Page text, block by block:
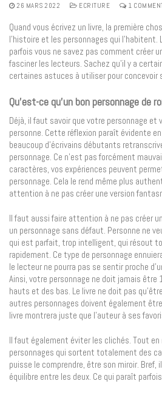
26 MARS 2022 ECRITURE 1
Quand vous écrivez un livre, la première
l’histoire et les personnages qui l’habitent.
parfois vous ne savez pas comment créer
fasciner les lecteurs. Sachez qu’il y a
certaines astuces à utiliser pour concevoir
Qu’est-ce qu’un bon personnage de
Déjà, il faut savoir que votre personnage et
personne. Cette réflexion paraît évidente
beaucoup d’écrivains débutants
personnage. Ce n’est pas forcément
caractères, vos expériences peuvent
personnage. Cela le rend même plus
attention à ne pas créer une version
Il faut aussi faire attention à ne pas créer
un personnage sans défaut. Personne ne
qui est parfait, trop intelligent, qui résout
rapidement. Ce type de personnage
le lecteur ne pourra pas se sentir proche
Ainsi, votre personnage ne doit jamais être
hauts et des bas. Le livre ne doit pas
autres personnages doivent également
livre montrera juste que l’auteur à ses
Il faut également éviter les clichés. Tout
personnages qui sortent totalement des
puisse le comprendre, être son miroir. Bref,
équilibre entre les deux. Ce qui paraît